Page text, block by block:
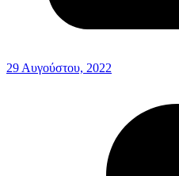
29 Αυγούστου, 2022